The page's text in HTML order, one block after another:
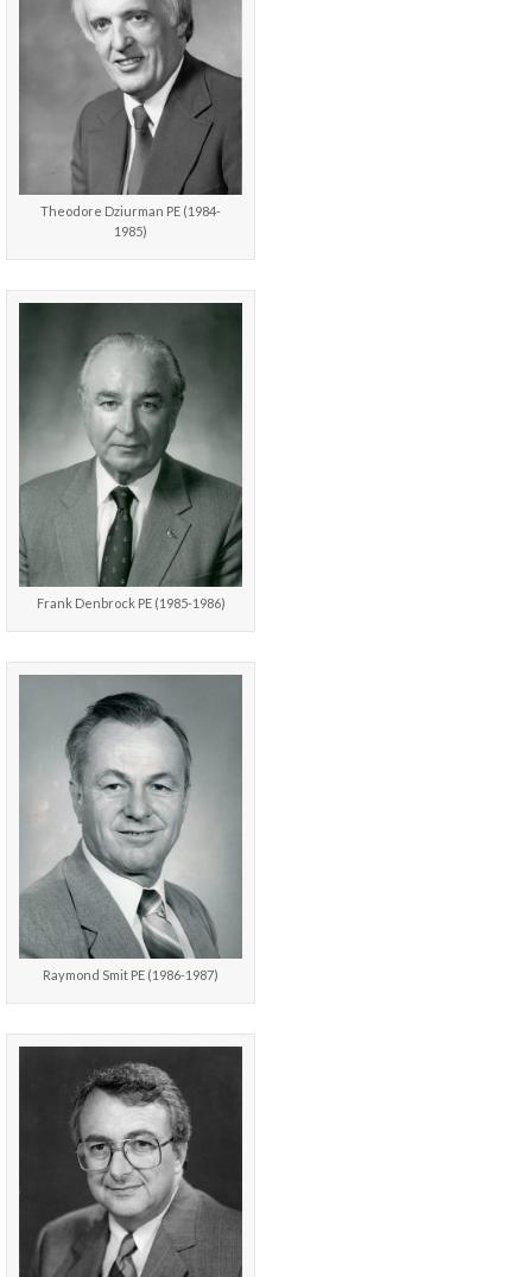
Theodore Dziurman PE (1984-
1985)
Frank Denbrock PE (1985-1986)
Raymond Smit PE (1986-1987)